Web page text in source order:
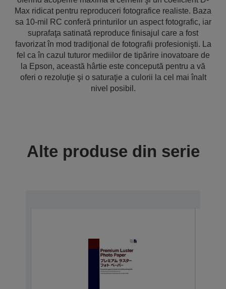
Max ridicat pentru reproduceri fotografice realiste. Baza
sa 10-mil RC conferă printurilor un aspect fotografic, iar
suprafaţa satinată reproduce finisajul care a fost
favorizat în mod tradiţional de fotografii profesionişti. La
fel ca în cazul tuturor mediilor de tipărire inovatoare de
la Epson, această hârtie este concepută pentru a vă
oferi o rezoluţie şi o saturaţie a culorii la cel mai înalt
nivel posibil.
Alte produse din serie